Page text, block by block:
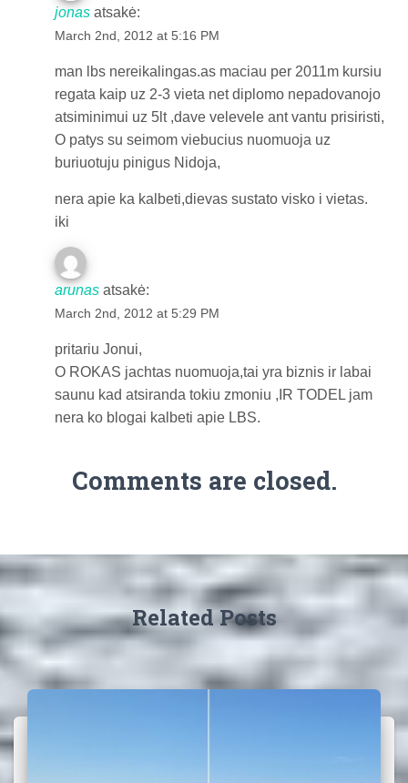
jonas atsakė:
March 2nd, 2012 at 5:16 PM
man lbs nereikalingas.as maciau per 2011m kursiu
regata kaip uz 2-3 vieta net diplomo nepadovanojo
atsiminimui uz 5lt ,dave velevele ant vantu prisiristi,
O patys su seimom viebucius nuomuoja uz
buriuotuju pinigus Nidoja,
nera apie ka kalbeti,dievas sustato visko i vietas.
iki
arunas atsakė:
March 2nd, 2012 at 5:29 PM
pritariu Jonui,
O ROKAS jachtas nuomuoja,tai yra biznis ir labai
saunu kad atsiranda tokiu zmoniu ,IR TODEL jam
nera ko blogai kalbeti apie LBS.
Comments are closed.
Related Posts